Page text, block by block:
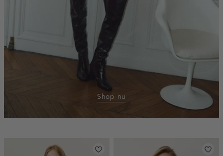
Shop nu